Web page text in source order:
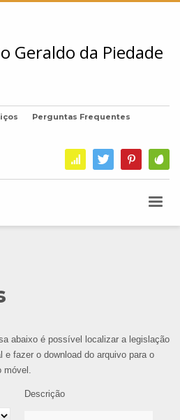
Perguntas Frequentes
abaixo é possível localizar a legislação
e fazer o download do arquivo para o
Descrição